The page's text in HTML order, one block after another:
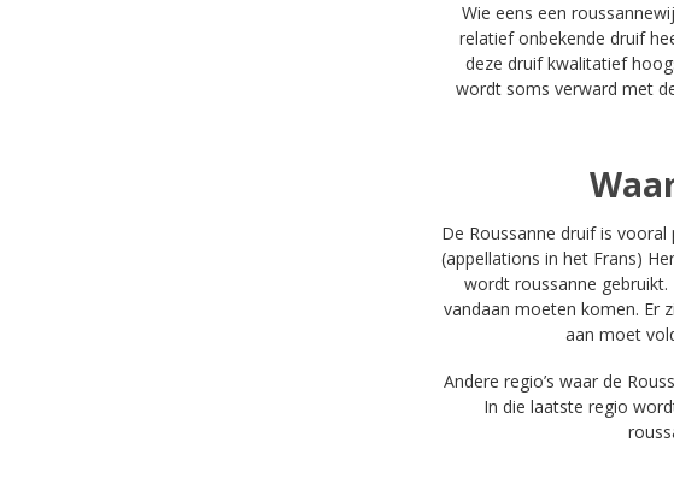
Wie eens een
relatief onbekende druif
deze druif kwalitatief
wordt soms verward met
De Roussanne druif is
(appellations in het Frans)
wordt roussanne gebruikt.
vandaan moeten komen. Er
aan moet
Andere regio’s waar de
In die laatste regio